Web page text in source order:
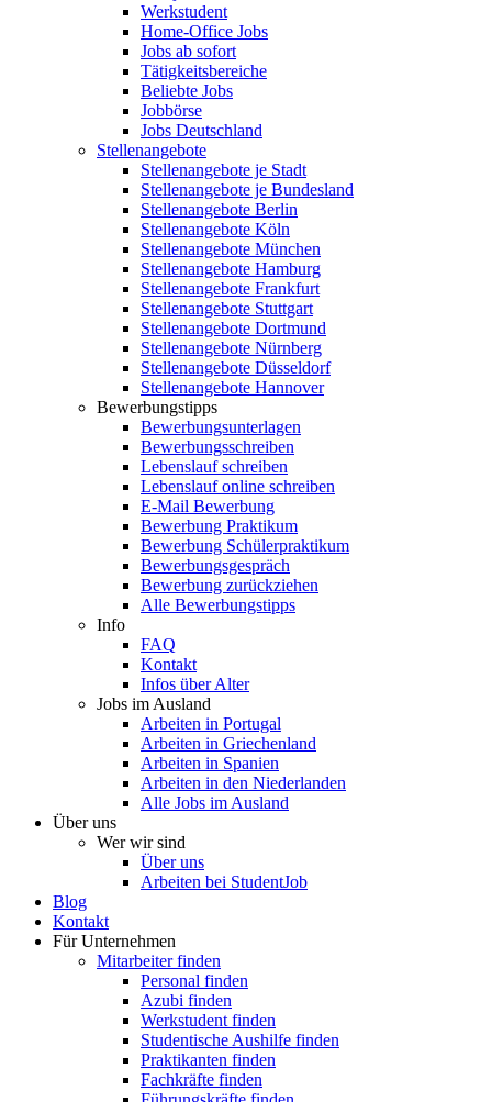
Werkstudent
Home-Office Jobs
Jobs ab sofort
Tätigkeitsbereiche
Beliebte Jobs
Jobbörse
Jobs Deutschland
Stellenangebote
Stellenangebote je Stadt
Stellenangebote je Bundesland
Stellenangebote Berlin
Stellenangebote Köln
Stellenangebote München
Stellenangebote Hamburg
Stellenangebote Frankfurt
Stellenangebote Stuttgart
Stellenangebote Dortmund
Stellenangebote Nürnberg
Stellenangebote Düsseldorf
Stellenangebote Hannover
Bewerbungstipps
Bewerbungsunterlagen
Bewerbungsschreiben
Lebenslauf schreiben
Lebenslauf online schreiben
E-Mail Bewerbung
Bewerbung Praktikum
Bewerbung Schülerpraktikum
Bewerbungsgespräch
Bewerbung zurückziehen
Alle Bewerbungstipps
Info
FAQ
Kontakt
Infos über Alter
Jobs im Ausland
Arbeiten in Portugal
Arbeiten in Griechenland
Arbeiten in Spanien
Arbeiten in den Niederlanden
Alle Jobs im Ausland
Über uns
Wer wir sind
Über uns
Arbeiten bei StudentJob
Blog
Kontakt
Für Unternehmen
Mitarbeiter finden
Personal finden
Azubi finden
Werkstudent finden
Studentische Aushilfe finden
Praktikanten finden
Fachkräfte finden